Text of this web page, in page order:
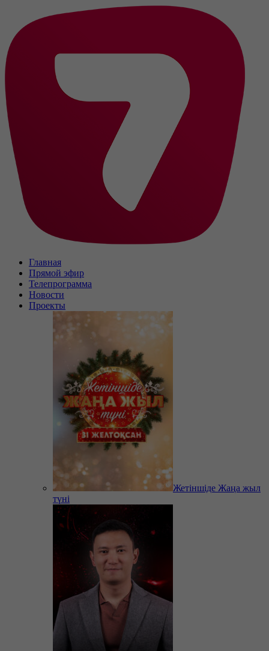
Главная
Прямой эфир
Телепрограмма
Новости
Проекты
Жетіншіде Жаңа жыл
түні